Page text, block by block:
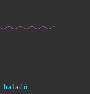
haladó